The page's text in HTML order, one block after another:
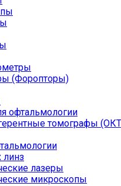
(Форопторы)
офтальмологии
томографы
линз
лазеры
микроскопы